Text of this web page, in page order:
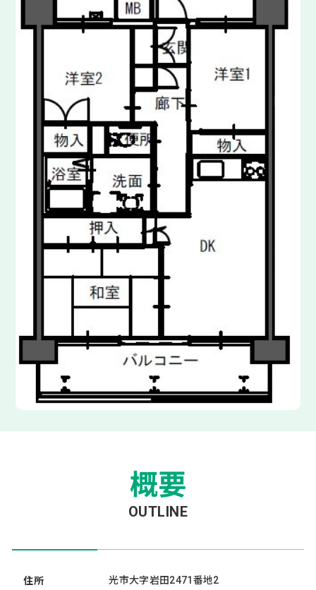
概要
OUTLINE
住所 光市大字岩田2471番地2